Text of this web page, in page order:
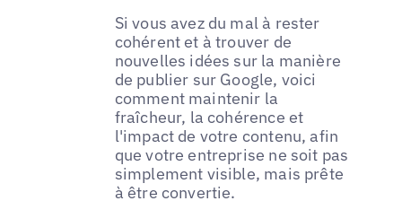
Si vous avez du mal à rester
cohérent et à trouver de
nouvelles idées sur la manière
de publier sur Google, voici
comment maintenir la
fraîcheur, la cohérence et
l'impact de votre contenu, afin
que votre entreprise ne soit pas
simplement visible, mais prête
à être convertie.